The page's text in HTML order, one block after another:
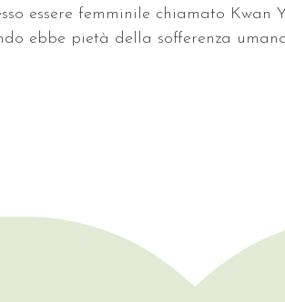
essere femminile chiamato Kwan
ebbe pietà della sofferenza